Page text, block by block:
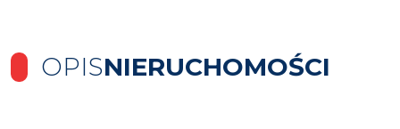
OPISNIERUCHOMOŚCI